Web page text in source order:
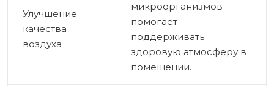
Улучшение
качества
воздуха
микроорганизмов
помогает
поддерживать
здоровую атмосферу в
помещении.